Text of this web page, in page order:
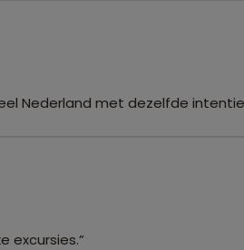
Nederland met dezelfde
excursies.”